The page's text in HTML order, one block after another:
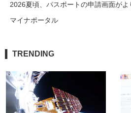
2026夏頃、パスポートの申請画面が
マイナポータル
TRENDING